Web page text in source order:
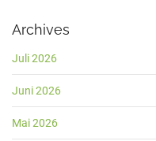
Archives
Juli 2026
Juni 2026
Mai 2026